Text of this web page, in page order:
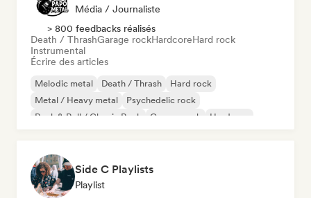
Média / Journaliste
> 800 feedbacks réalisés
Death / ThrashGarage rockHardcoreHard rock
Instrumental
Écrire des articles
Melodic metal Death / Thrash
Hard rock
Metal / Heavy metal
Psychedelic rock
Rock & Roll / Classic Rock
Garage rock Hardcore
Side C Playlists
Playlist